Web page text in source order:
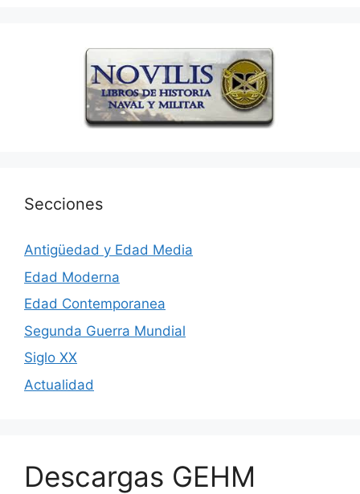
Secciones
Antigüedad y Edad Media
Edad Moderna
Edad Contemporanea
Segunda Guerra Mundial
Siglo XX
Actualidad
Descargas GEHM